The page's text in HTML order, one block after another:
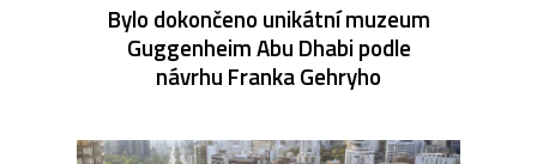
Bylo dokončeno unikátní muzeum
Guggenheim Abu Dhabi podle
návrhu Franka Gehryho